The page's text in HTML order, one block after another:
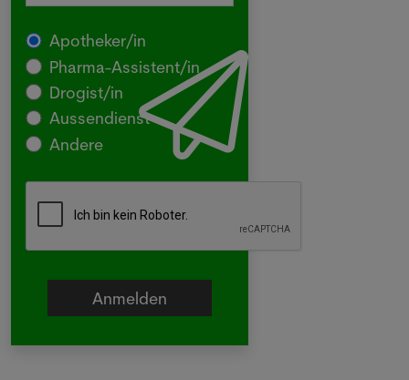
Apotheker/in
Pharma-Assistent/in
Drogist/in
Aussendienst
Andere